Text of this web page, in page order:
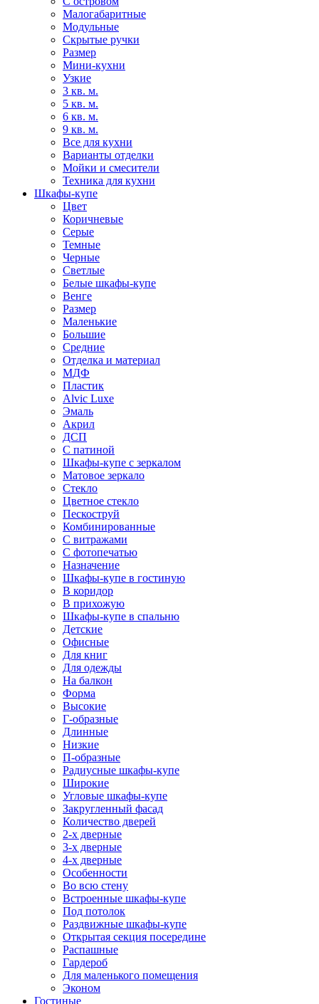
Малогабаритные
Модульные
Скрытые ручки
Размер
Мини-кухни
Узкие
3 кв. м.
5 кв. м.
6 кв. м.
9 кв. м.
Все для кухни
Варианты отделки
Мойки и смесители
Техника для кухни
Шкафы-купе
Цвет
Коричневые
Серые
Темные
Черные
Светлые
Белые шкафы-купе
Венге
Размер
Маленькие
Большие
Средние
Отделка и материал
МДФ
Пластик
Alvic Luxe
Эмаль
Акрил
ДСП
С патиной
Шкафы-купе с зеркалом
Матовое зеркало
Стекло
Цветное стекло
Пескоструй
Комбинированные
С витражами
С фотопечатью
Назначение
Шкафы-купе в гостиную
В коридор
В прихожую
Шкафы-купе в спальню
Детские
Офисные
Для книг
Для одежды
На балкон
Форма
Высокие
Г-образные
Длинные
Низкие
П-образные
Радиусные шкафы-купе
Широкие
Угловые шкафы-купе
Закругленный фасад
Количество дверей
2-х дверные
3-х дверные
4-х дверные
Особенности
Во всю стену
Встроенные шкафы-купе
Под потолок
Раздвижные шкафы-купе
Открытая секция посередине
Распашные
Гардероб
Для маленького помещения
Эконом
Гостиные